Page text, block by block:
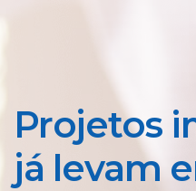
Projetos
já levam